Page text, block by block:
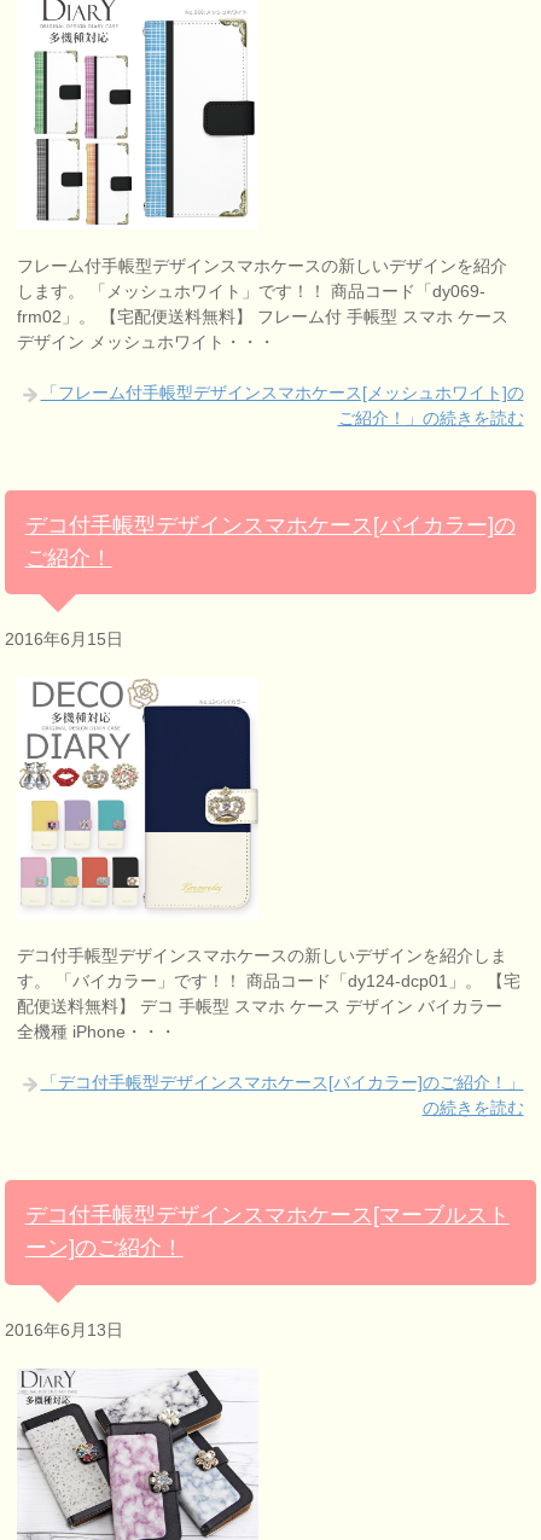
フレーム付手帳型デザインスマホケースの新しいデザインを紹介
します。 「メッシュホワイト」です！！ 商品コード「dy069-
frm02」。 【宅配便送料無料】 フレーム付 手帳型 スマホ ケース
デザイン メッシュホワイト・・・
「フレーム付手帳型デザインスマホケース[メッシュホワイト]の
ご紹介！」の続きを読む
デコ付手帳型デザインスマホケース[バイカラー]の
ご紹介！
2016年6月15日
デコ付手帳型デザインスマホケースの新しいデザインを紹介しま
す。 「バイカラー」です！！ 商品コード「dy124-dcp01」。 【宅
配便送料無料】 デコ 手帳型 スマホ ケース デザイン バイカラー
全機種 iPhone・・・
「デコ付手帳型デザインスマホケース[バイカラー]のご紹介！」
の続きを読む
デコ付手帳型デザインスマホケース[マーブルスト
ーン]のご紹介！
2016年6月13日